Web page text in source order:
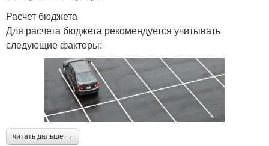
Расчет бюджета
Для расчета бюджета рекомендуется учитывать
следующие факторы:
читать дальше →